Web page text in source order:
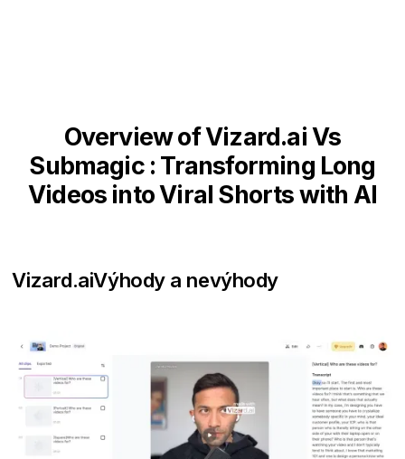
Overview of Vizard.ai Vs
Submagic : Transforming Long
Videos into Viral Shorts with AI
Vizard.aiVýhody a nevýhody